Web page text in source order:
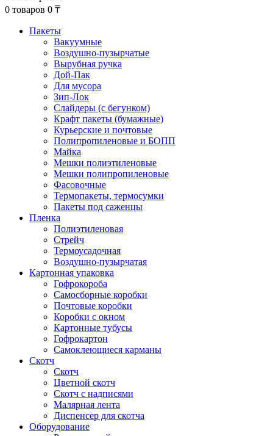
0 товаров 0 ₸
Пакеты
Вакуумные
Воздушно-пузырчатые
Вырубная ручка
Дой-Пак
Для мусора
Зип-Лок
Слайдеры (с бегунком)
Крафт пакеты (бумажные)
Курьерские и почтовые
Полипропиленовые и БОПП
Майка
Мешки полиэтиленовые
Мешки полипропиленовые
Фасовочные
Термопакеты, термосумки
Пакеты под саженцы
Пленка
Полиэтиленовая
Стрейч
Термоусадочная
Воздушно-пузырчатая
Картонная упаковка
Гофрокороба
Самосборные коробки
Почтовые коробки
Коробки с окном
Картонные тубусы
Гофрокартон
Самоклеющиеся карманы
Скотч
Скотч
Цветной скотч
Скотч с надписями
Малярная лента
Диспенсер для скотча
Оборудование